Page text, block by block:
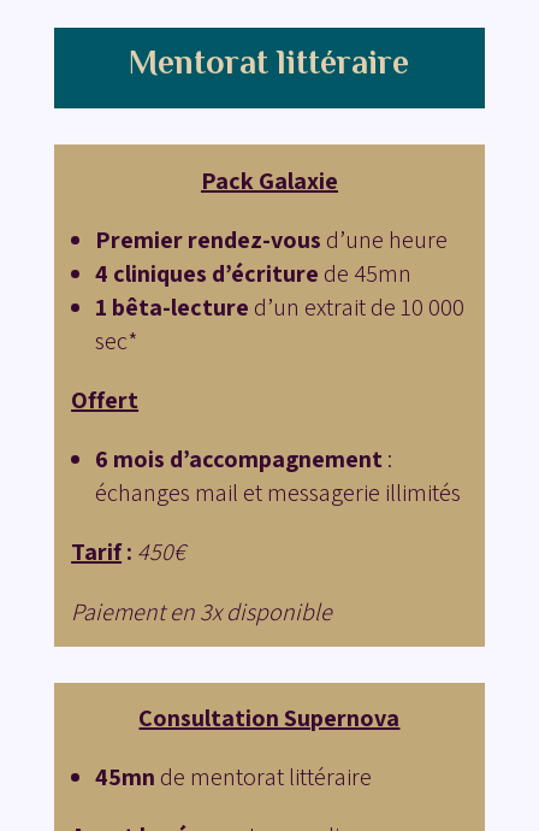
Mentorat littéraire
Pack Galaxie
Premier rendez-vous d’une heure
4 cliniques d’écriture de 45mn
1 bêta-lecture d’un extrait de 10 000
sec*
Offert
6 mois d’accompagnement:
échanges mail et messagerie illimités
Tarif: 450€
Paiement en 3x disponible
Consultation Supernova
45mn de mentorat littéraire